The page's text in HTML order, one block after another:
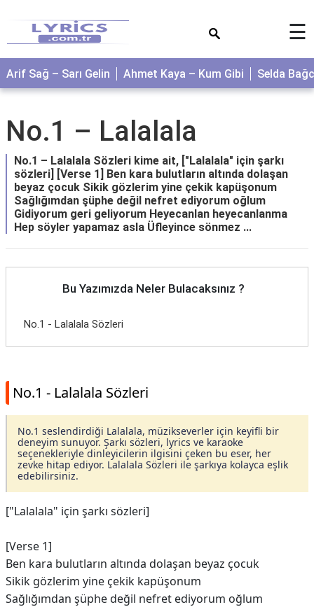
☰
Arif Sağ – Sarı Gelin Ahmet Kaya – Kum Gibi Selda
No.1 – Lalalala
No.1 – Lalalala Sözleri kime ait, ["Lalalala" için şarkı
sözleri] [Verse 1] Ben kara bulutların altında dolaşan
beyaz çocuk Sikik gözlerim yine çekik kapüşonum
Sağlığımdan şüphe değil nefret ediyorum oğlum
Gidiyorum geri geliyorum Heyecanlan heyecanlanma
Hep söyler yapamaz asla Üfleyince sönmez ...
Bu Yazımızda Neler Bulacaksınız ?
No.1 - Lalalala Sözleri
No.1 - Lalalala Sözleri
No.1 seslendirdiği Lalalala, müzikseverler için keyifli bir
deneyim sunuyor. Şarkı sözleri, lyrics ve karaoke
seçenekleriyle dinleyicilerin ilgisini çeken bu eser, her
zevke hitap ediyor. Lalalala Sözleri ile şarkıya kolayca eşlik
edebilirsiniz.
["Lalalala" için şarkı sözleri]
[Verse 1]
Ben kara bulutların altında dolaşan beyaz çocuk
Sikik gözlerim yine çekik kapüşonum
Sağlığımdan şüphe değil nefret ediyorum oğlum